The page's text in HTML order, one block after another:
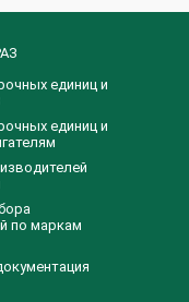
единиц и
единиц и
по маркам